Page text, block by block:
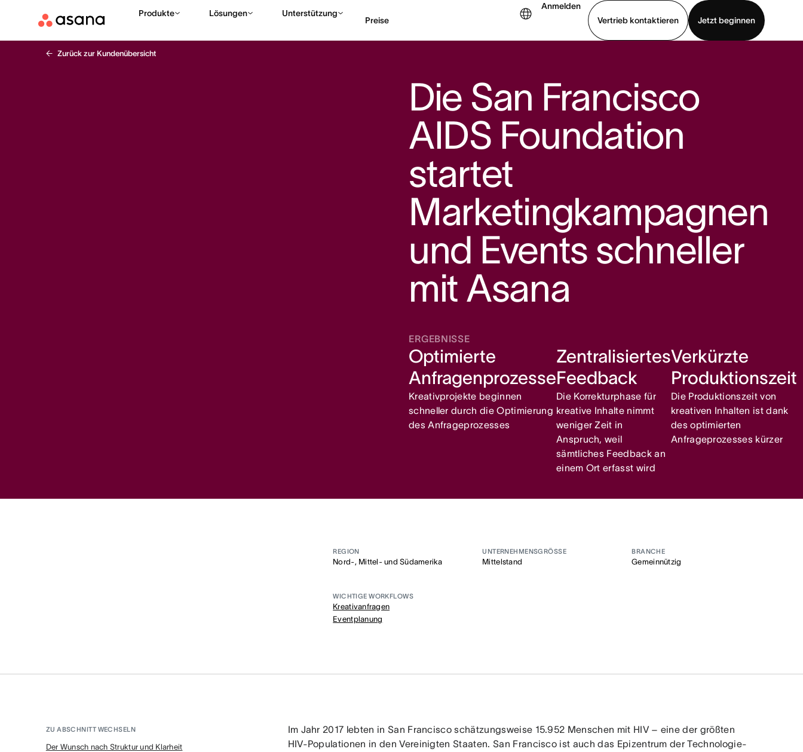
Produkte Lösungen Unterstützung
Preise
Anmelden
Vertrieb kontaktieren
Jetzt beginnen
Zurück zur Kundenübersicht
Die San Francisco
AIDS Foundation
startet
Marketingkampagnen
und Events schneller
mit Asana
ERGEBNISSE
Optimierte
Anfragenprozesse
Kreativprojekte beginnen
schneller durch die Optimierung
des Anfrageprozesses
Zentralisiertes
Feedback
Die Korrekturphase für
kreative Inhalte nimmt
weniger Zeit in
Anspruch, weil
sämtliches Feedback an
einem Ort erfasst wird
Verkürzte
Produktionszeit
Die Produktionszeit von
kreativen Inhalten ist dank
des optimierten
Anfrageprozesses kürzer
REGION
Nord-, Mittel- und Südamerika
UNTERNEHMENSGRÖSSE
Mittelstand
BRANCHE
Gemeinnützig
WICHTIGE WORKFLOWS
Kreativanfragen
Eventplanung
ZU ABSCHNITT WECHSELN
Der Wunsch nach Struktur und Klarheit
Im Jahr 2017 lebten in San Francisco schätzungsweise 15.952 Menschen mit HIV – eine der größten
HIV-Populationen in den Vereinigten Staaten. San Francisco ist auch das Epizentrum der Technologie-